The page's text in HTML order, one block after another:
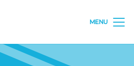
MENU